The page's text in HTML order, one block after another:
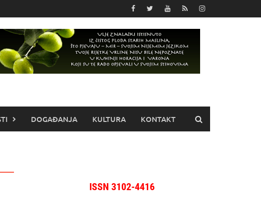
DOGAĐANJA KULTURA KONTAKT
ISSN 3102-4416